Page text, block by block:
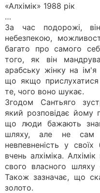
«Алхімік» 1988 рік
…
За час подорожі,
небезпекою,
багато про самого
того, як він
арабську жінку на
що якщо
те, чого воно шукає.
Згодом Сантьяго
який розповідає йому
що люди бажають
шляху, але не сам
невпевненість у
вчень алхіміка.
свого власного
Також зазначає, що
золото.